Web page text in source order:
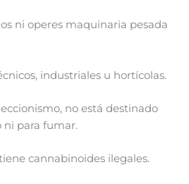
ni operes maquinaria pesada
industriales u hortícolas.
no está destinado
ni para fumar.
cannabinoides ilegales.